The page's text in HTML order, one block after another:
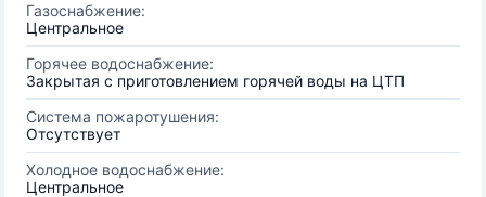
Газоснабжение:
Центральное
Горячее водоснабжение:
Закрытая с приготовлением горячей воды на ЦТП
Система пожаротушения:
Отсутствует
Холодное водоснабжение:
Центральное